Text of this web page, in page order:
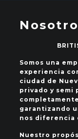
Somos una
experiencia
ciudad de
privado y semi
garantizando
nos diferencia
Nuestro